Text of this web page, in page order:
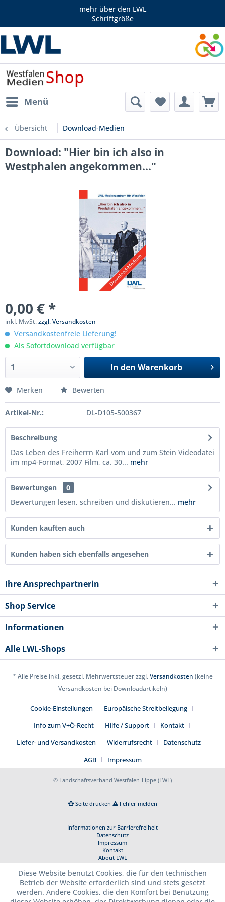
mehr über den LWL
Schriftgröße
Menü
Übersicht Download-Medien
Download: "Hier bin ich also in
Westphalen angekommen..."
0,00 € *
inkl. MwSt.zzgl. Versandkosten
Versandkostenfreie Lieferung!
Als Sofortdownload verfügbar
In den Warenkorb
Merken Bewerten
Artikel-Nr.: DL-D105-500367
Beschreibung
Das Leben des Freiherrn Karl vom und zum Stein Videodatei
im mp4-Format, 2007 Film, ca. 30... mehr
Bewertungen
0
Bewertungen lesen, schreiben und diskutieren... mehr
Kunden kauften auch
Kunden haben sich ebenfalls angesehen
Ihre Ansprechpartnerin
Shop Service
Informationen
Alle LWL-Shops
* Alle Preise inkl. gesetzl. Mehrwertsteuer zzgl.Versandkosten (keine
Versandkosten bei Downloadartikeln)
Cookie-Einstellungen
Europäische Streitbeilegung
Info zum V+Ö-Recht
Hilfe / Support
Kontakt
Liefer- und Versandkosten
Widerrufsrecht
Datenschutz
AGB
Impressum
© Landschaftsverband Westfalen-Lippe (LWL)
Seite drucken Fehler melden
Informationen zur Barrierefreiheit
Datenschutz
Impressum
Kontakt
About LWL
Diese Website benutzt Cookies, die für den technischen
Betrieb der Website erforderlich sind und stets gesetzt
werden. Andere Cookies, die den Komfort bei Benutzung